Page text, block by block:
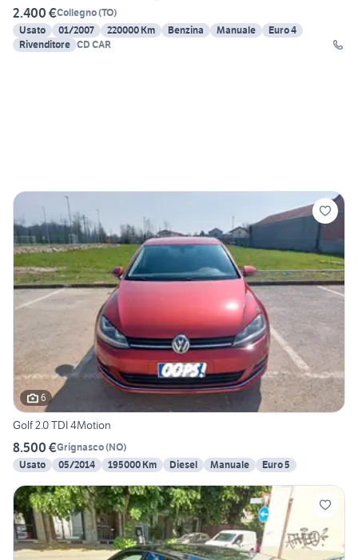
2.400 €Collegno(TO)
Usato
01/2007 220000 Km Benzina Manuale
Euro 4
Rivenditore CD CAR
6
Golf 2.0 TDI 4Motion
8.500 €Grignasco(NO)
Usato
05/2014 195000 Km Diesel Manuale Euro 5